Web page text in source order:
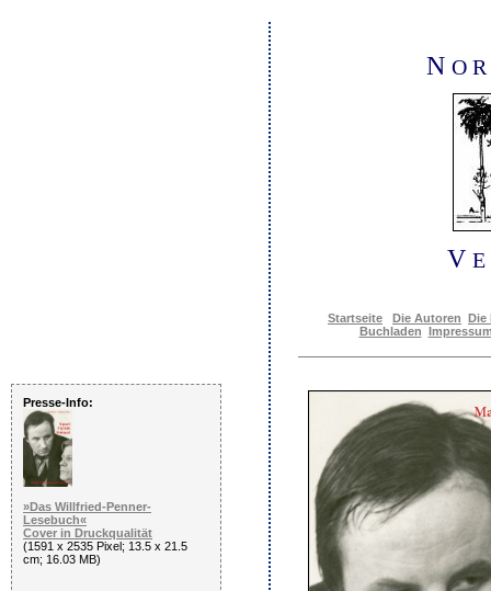
N O
V E
Startseite Die Autoren Die
Buchladen
Presse-Info:
»Das Willfried-Penner-
Lesebuch«
Cover in Druckqualität
(1591 x 2535 Pixel; 13.5 x 21.5
cm; 16.03 MB)